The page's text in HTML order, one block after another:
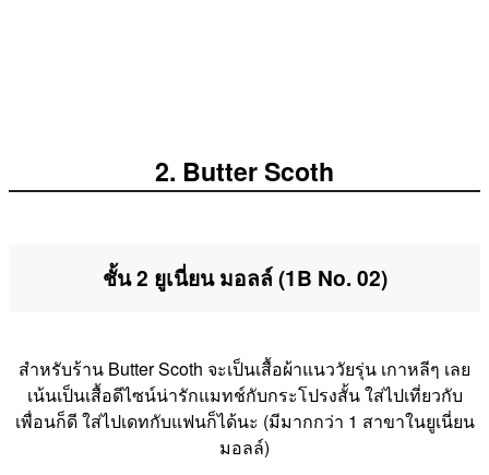
2. Butter Scoth
ชั้น 2 ยูเนี่ยน มอลล์ (1B No. 02)
สำหรับร้าน Butter Scoth จะเป็นเสื้อผ้าแนววัยรุ่น เกาหลีๆ เลย
เน้นเป็นเสื้อดีไซน์น่ารักแมทช์กับกระโปรงสั้น ใส่ไปเที่ยวกับ
เพื่อนก็ดี ใส่ไปเดทกับแฟนก็ได้นะ (มีมากกว่า 1 สาขาในยูเนี่ยน
มอลล์)